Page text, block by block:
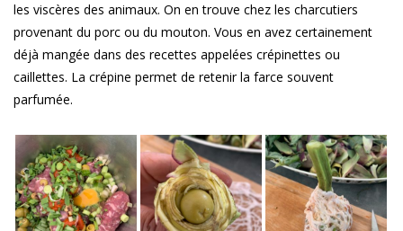
les viscères des animaux. On en trouve chez les charcutiers
provenant du porc ou du mouton. Vous en avez certainement
déjà mangée dans des recettes appelées crépinettes ou
caillettes. La crépine permet de retenir la farce souvent
parfumée.